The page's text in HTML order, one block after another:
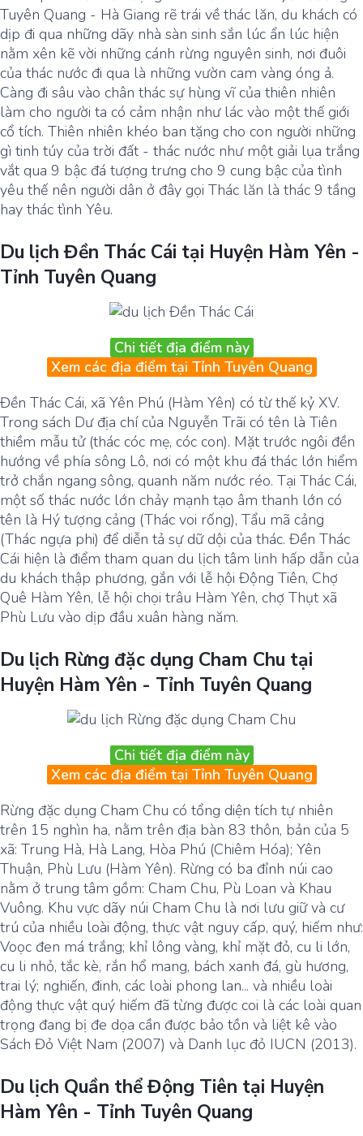
Tuyên Quang - Hà Giang rẽ trái về thác lăn, du khách có
dịp đi qua những dãy nhà sàn sinh sắn lúc ẩn lúc hiện
nằm xên kẽ vời những cánh rừng nguyên sinh, nơi đuôi
của thác nước đi qua là những vườn cam vàng óng ả.
Càng đi sâu vào chân thác sự hùng vĩ của thiên nhiên
làm cho người ta có cảm nhận như lác vào một thế giới
cổ tích. Thiên nhiên khéo ban tặng cho con người những
gì tinh túy của trời đất - thác nước như một giải lụa trắng
vắt qua 9 bậc đá tượng trưng cho 9 cung bậc của tình
yêu thế nên người dân ở đây gọi Thác lăn là thác 9 tầng
hay thác tình Yêu.
Du lịch Đền Thác Cái tại Huyện Hàm Yên -
Tỉnh Tuyên Quang
Chi tiết địa điểm này
Xem các địa điểm tại Tỉnh Tuyên Quang
Đền Thác Cái, xã Yên Phú (Hàm Yên) có từ thế kỷ XV.
Trong sách Dư địa chí của Nguyễn Trãi có tên là Tiên
thiềm mẫu tử (thác cóc mẹ, cóc con). Mặt trước ngôi đền
hướng về phía sông Lô, nơi có một khu đá thác lớn hiểm
trở chắn ngang sông, quanh năm nước réo. Tại Thác Cái,
một số thác nước lớn chảy mạnh tạo âm thanh lớn có
tên là Hý tượng cảng (Thác voi rống), Tẩu mã cảng
(Thác ngựa phi) để diễn tả sự dữ dội của thác. Đền Thác
Cái hiện là điểm tham quan du lịch tâm linh hấp dẫn của
du khách thập phương, gắn với lễ hội Động Tiên, Chợ
Quê Hàm Yên, lễ hội chọi trâu Hàm Yên, chợ Thụt xã
Phù Lưu vào dịp đầu xuân hàng năm.
Du lịch Rừng đặc dụng Cham Chu tại
Huyện Hàm Yên - Tỉnh Tuyên Quang
Chi tiết địa điểm này
Xem các địa điểm tại Tỉnh Tuyên Quang
Rừng đặc dụng Cham Chu có tổng diện tích tự nhiên
trên 15 nghìn ha, nằm trên địa bàn 83 thôn, bản của 5
xã: Trung Hà, Hà Lang, Hòa Phú (Chiêm Hóa); Yên
Thuận, Phù Lưu (Hàm Yên). Rừng có ba đỉnh núi cao
nằm ở trung tâm gồm: Cham Chu, Pù Loan và Khau
Vuông. Khu vực dãy núi Cham Chu là nơi lưu giữ và cư
trú của nhiều loài động, thực vật nguy cấp, quý, hiếm như:
Voọc đen má trắng; khỉ lông vàng, khỉ mặt đỏ, cu li lớn,
cu li nhỏ, tắc kè, rắn hổ mang, bách xanh đá, gù hương,
trai lý; nghiến, đinh, các loài phong lan... và nhiều loài
động thực vật quý hiếm đã từng được coi là các loài quan
trọng đang bị đe dọa cần được bảo tồn và liệt kê vào
Sách Đỏ Việt Nam (2007) và Danh lục đỏ IUCN (2013).
Du lịch Quần thể Động Tiên tại Huyện
Hàm Yên - Tỉnh Tuyên Quang